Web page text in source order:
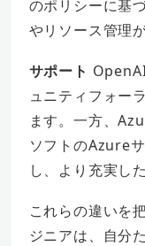
のポリシーに基
やリソース管理
サポート
ュニティフォー
ます。一方、
ソフトのAzure
し、より充実し
これらの違いを
ジニアは、自分